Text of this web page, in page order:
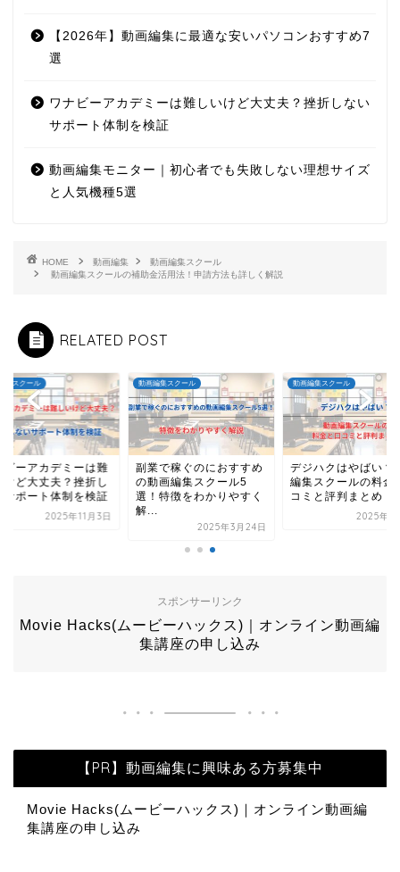
【2026年】動画編集に最適な安いパソコンおすすめ7
選
ワナビーアカデミーは難しいけど大丈夫？挫折しない
サポート体制を検証
動画編集モニター｜初心者でも失敗しない理想サイズ
と人気機種5選
HOME 動画編集
動画編集スクール
動画編集スクールの補助金活用法！申請方法も詳しく解説
RELATED POST
集スクール
ビーアカデミーは難
けど大丈夫？挫折し
サポート体制を検証
2025年11月3日
動画編集スクール
副業で稼ぐのにおすすめ
の動画編集スクール5
選！特徴をわかりやすく
解...
2025年3月24日
動画編集スクール
デジハクはやばい？
編集スクールの料金
コミと評判まとめ
2025年2
スポンサーリンク
Movie Hacks(ムービーハックス)｜オンライン動画編
集講座の申し込み
【PR】動画編集に興味ある方募集中
Movie Hacks(ムービーハックス)｜オンライン動画編
集講座の申し込み